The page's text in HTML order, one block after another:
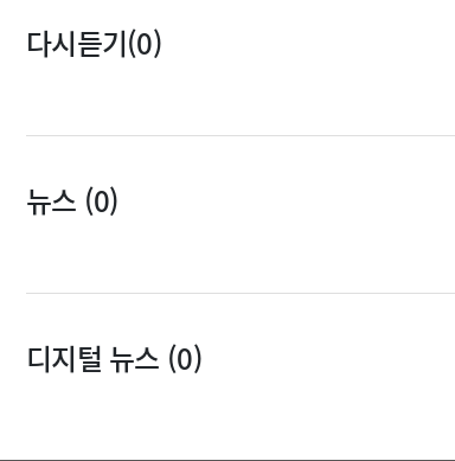
다시듣기(0)
뉴스 (0)
디지털 뉴스 (0)